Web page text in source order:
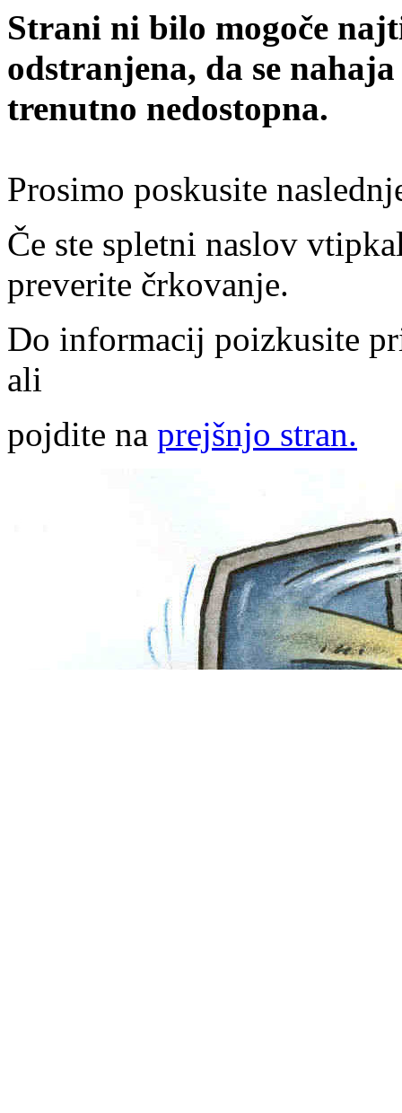
Strani ni bilo mogoče
odstranjena, da se
trenutno nedostopna.
Prosimo poskusite
Če ste spletni naslov
preverite črkovanje.
Do informacij poizkusite
ali
pojdite na prejšnjo stran.